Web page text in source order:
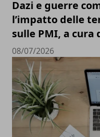
Dazi e guerre
l’impatto delle
sulle PMI, a cura
08/07/2026